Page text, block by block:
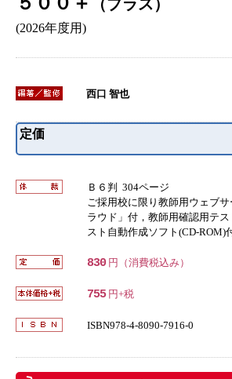
（プラス）
(2026年度用)
西口 智也
定価
Ｂ６判 304ページ
ご採用校に限り教師用ウェブ
ラウド」付，教師用確認用テ
スト自動作成ソフト(CD-ROM)
830 円（消費税込み）
755円+税
ISBN978-4-8090-7916-0